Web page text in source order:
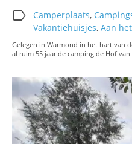
label Camperplaats,
Vakantiehuisjes, Aan
Gelegen in Warmond in het hart van
al ruim 55 jaar de camping de Hof van